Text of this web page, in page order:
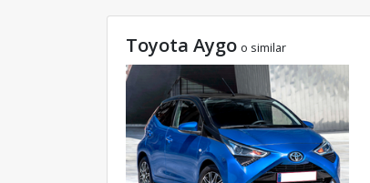
Toyota Aygo o similar